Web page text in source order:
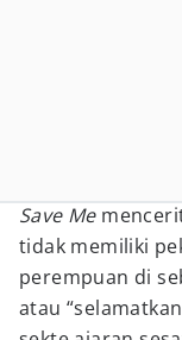
Save Me
tidak memiliki
perempuan di
atau